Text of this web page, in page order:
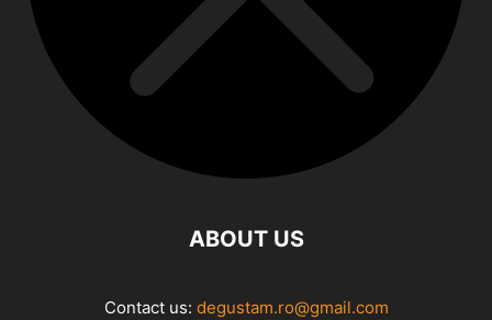
ABOUT US
Contact us: degustam.ro@gmail.com